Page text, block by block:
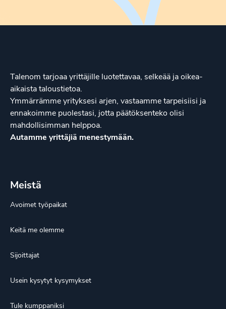
Talenom tarjoaa yrittäjille luotettavaa, selkeää ja oikea-
aikaista taloustietoa.
Ymmärrämme yrityksesi arjen, vastaamme tarpeisiisi ja
ennakoimme puolestasi, jotta päätöksenteko olisi
mahdollisimman helppoa.
Autamme yrittäjiä menestymään.
Meistä
Avoimet työpaikat
Keitä me olemme
Sijoittajat
Usein kysytyt kysymykset
Tule kumppaniksi